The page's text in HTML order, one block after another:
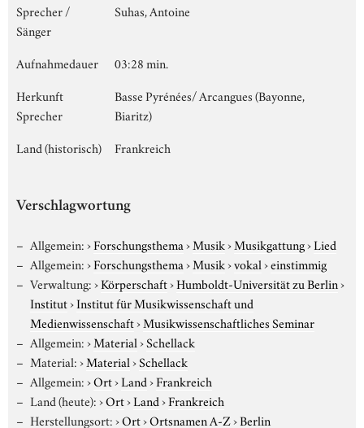
Sprecher /
Sänger
Suhas, Antoine
Aufnahmedauer
03:28 min.
Herkunft
Sprecher
Basse Pyrénées/ Arcangues (Bayonne,
Biaritz)
Land (historisch)
Frankreich
Verschlagwortung
Allgemein:›Forschungsthema›Musik›Musikgattung›Lied
Allgemein:›Forschungsthema›Musik›vokal›einstimmig
Verwaltung:›Körperschaft›Humboldt-Universität zu Berlin›
Institut›Institut für Musikwissenschaft und
Medienwissenschaft›Musikwissenschaftliches Seminar
Allgemein:›Material›Schellack
Material:›Material›Schellack
Allgemein:›Ort›Land›Frankreich
Land (heute):›Ort›Land›Frankreich
Herstellungsort:›Ort›Ortsnamen A-Z›Berlin